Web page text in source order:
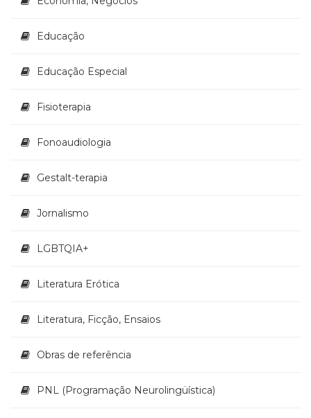
Televisão
Temas
(30)
(21)
e
(65)
(1)
(32)
Educação
Educação Especial
Fisioterapia
Fonoaudiologia
Gestalt-terapia
Jornalismo
LGBTQIA+
Literatura Erótica
Literatura, Ficção, Ensaios
Obras de referência
PNL (Programação Neurolingüística)